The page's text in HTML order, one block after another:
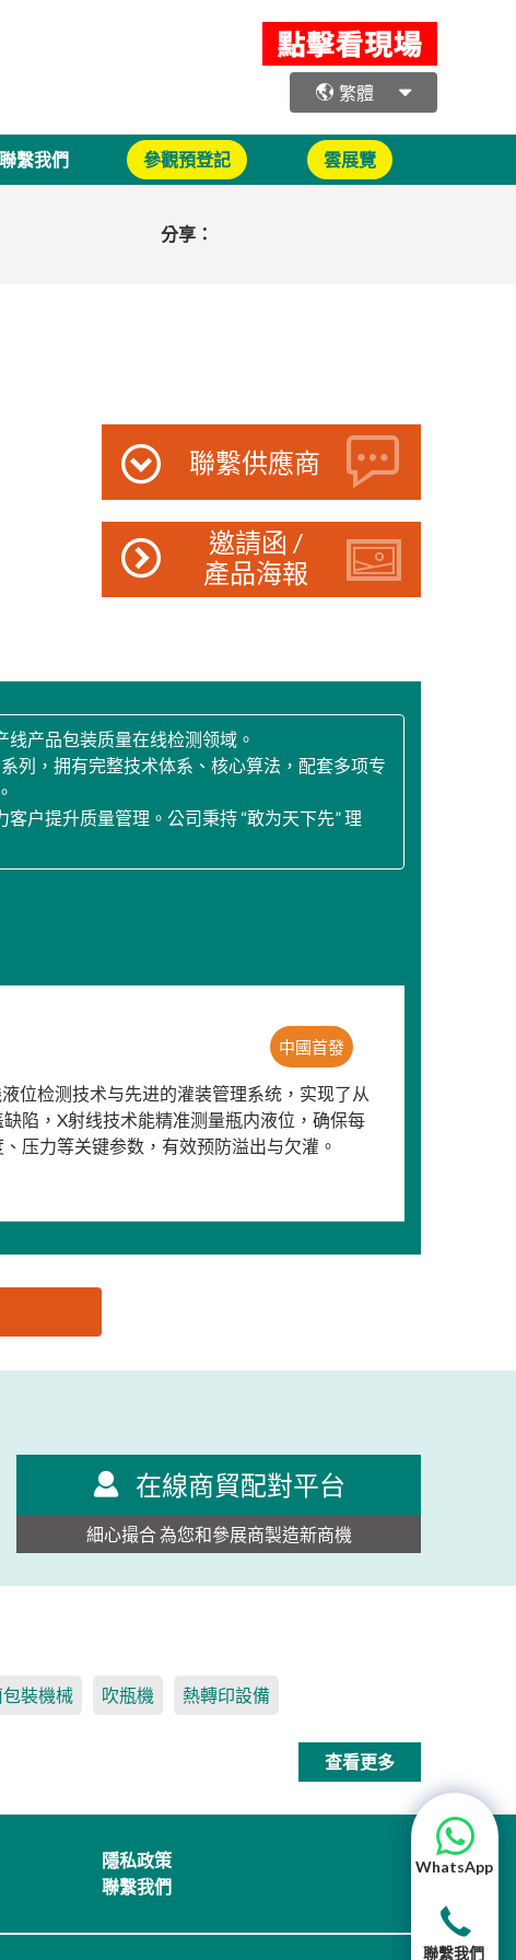
繁體
聯繫我們 參觀預登記 雲展覽
分享：
聯繫供應商
邀請函 /
產品海報
产品包装质量在线检测领域。
列，拥有完整技术体系、核心算法，配套多项专
户提升质量管理。公司秉持 “敢为天下先” 理
中國首發
位检测技术与先进的灌装管理系统，实现了从
陷，X射线技术能精准测量瓶内液位，确保每
压力等关键参数，有效预防溢出与欠灌。
在線商貿配對平台
細心撮合 為您和參展商製造新商機
裝機械 吹瓶機 熱轉印設備
查看更多
隱私政策
聯繫我們
WhatsApp
聯繫我們